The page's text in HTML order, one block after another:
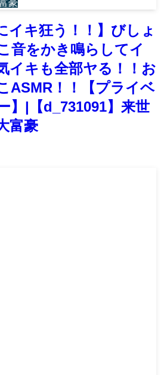
豪
イキ狂う！！】びしょ
音をかき鳴らしてイ
イキも全部ヤる！！お
ASMR！！【プライベ
】|【d_731091】来世
富豪